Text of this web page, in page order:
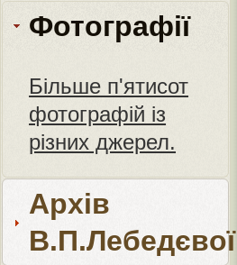
Фотографії
Більше п'ятисот
фотографій із
різних джерел.
Архів
В.П.Лебедєвої